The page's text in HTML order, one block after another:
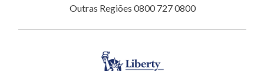
Outras Regiões 0800 727 0800